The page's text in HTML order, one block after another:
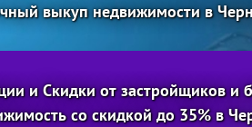
выкуп недвижимости в
и Скидки от застройщиков и
со скидкой до 35% в